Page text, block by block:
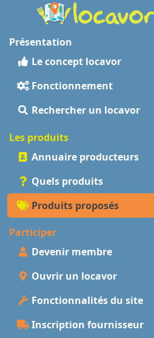
Présentation
Le concept locavor
Fonctionnement
Rechercher un locavor
Les produits
Annuaire producteurs
Quels produits
Produits proposés
Participer
Devenir membre
Ouvrir un locavor
Fonctionnalités du site
Inscription fournisseur